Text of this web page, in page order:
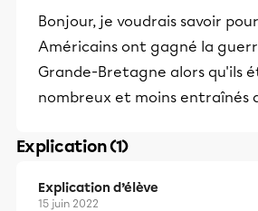
Bonjour, je voudrais savoir
Américains ont gagné la
Grande-Bretagne alors qu'ils
nombreux et moins entraînés
Explication (1)
Explication d’élève
15 juin 2022